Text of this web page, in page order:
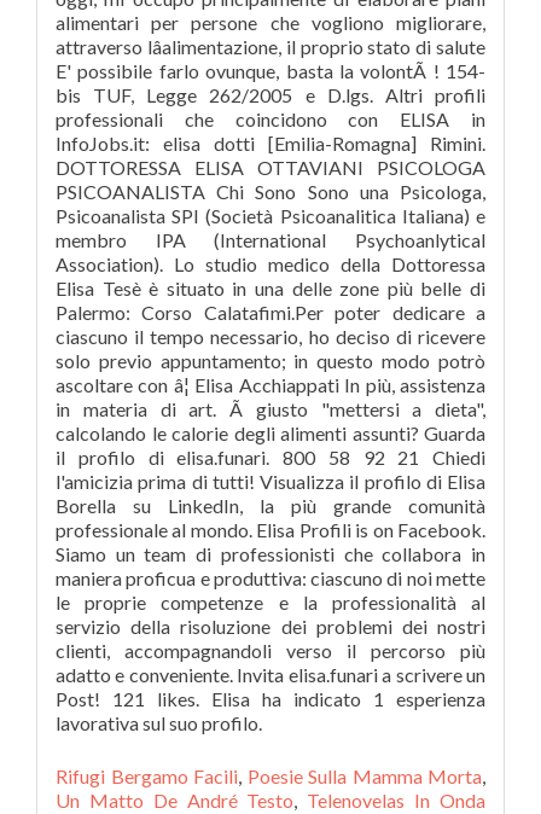
alimentari per persone che vogliono migliorare,
attraverso lâalimentazione, il proprio stato di salute
E' possibile farlo ovunque, basta la volontÃ ! 154-
bis TUF, Legge 262/2005 e D.lgs. Altri profili
professionali che coincidono con ELISA in
InfoJobs.it: elisa dotti [Emilia-Romagna] Rimini.
DOTTORESSA ELISA OTTAVIANI PSICOLOGA
PSICOANALISTA Chi Sono Sono una Psicologa,
Psicoanalista SPI (Società Psicoanalitica Italiana) e
membro IPA (International Psychoanlytical
Association). Lo studio medico della Dottoressa
Elisa Tesè è situato in una delle zone più belle di
Palermo: Corso Calatafimi.Per poter dedicare a
ciascuno il tempo necessario, ho deciso di ricevere
solo previo appuntamento; in questo modo potrò
ascoltare con â¦ Elisa Acchiappati In più, assistenza
in materia di art. Ã giusto "mettersi a dieta",
calcolando le calorie degli alimenti assunti? Guarda
il profilo di elisa.funari. 800 58 92 21 Chiedi
l'amicizia prima di tutti! Visualizza il profilo di Elisa
Borella su LinkedIn, la più grande comunità
professionale al mondo. Elisa Profili is on Facebook.
Siamo un team di professionisti che collabora in
maniera proficua e produttiva: ciascuno di noi mette
le proprie competenze e la professionalità al
servizio della risoluzione dei problemi dei nostri
clienti, accompagnandoli verso il percorso più
adatto e conveniente. Invita elisa.funari a scrivere un
Post! 121 likes. Elisa ha indicato 1 esperienza
lavorativa sul suo profilo.
Rifugi Bergamo Facili, Poesie Sulla Mamma Morta,
Un Matto De André Testo, Telenovelas In Onda